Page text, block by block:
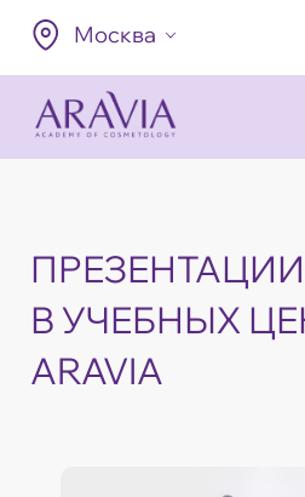
Москва
В УЧЕБНЫХ
ARAVIA